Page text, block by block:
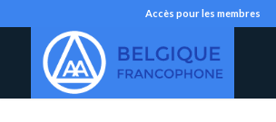
Accès pour les membres